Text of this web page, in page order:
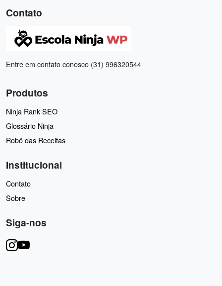
Contato
Entre em contato conosco (31) 996320544
Produtos
Ninja Rank SEO
Glossário Ninja
Robô das Receitas
Institucional
Contato
Sobre
Siga-nos